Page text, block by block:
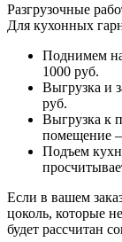
Разгрузочные
Для кухонных
Поднимем на
1000 руб.
Выгрузка и
руб.
Выгрузка к
помещение –
Подъем
Если в вашем
цоколь, которые
будет рассчитан